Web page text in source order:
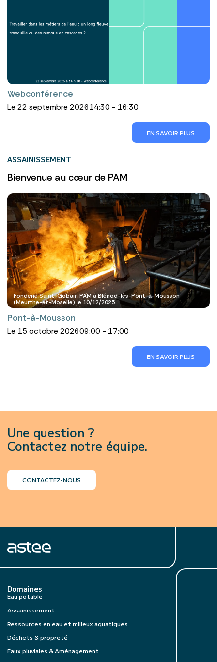
Webconférence
Le 22 septembre 202614:30 - 16:30
EN SAVOIR PLUS
ASSAINISSEMENT
Bienvenue au cœur de PAM
Fonderie Saint-Gobain PAM à Blénod-lès-Pont-à-Mousson
(Meurthe-et-Moselle) le 10/12/2025.
Pont-à-Mousson
Le 15 octobre 202609:00 - 17:00
EN SAVOIR PLUS
Une question ?
Contactez notre équipe.
CONTACTEZ-NOUS
Domaines
Eau potable
Assainissement
Ressources en eau et milieux aquatiques
Déchets & propreté
Eaux pluviales & Aménagement